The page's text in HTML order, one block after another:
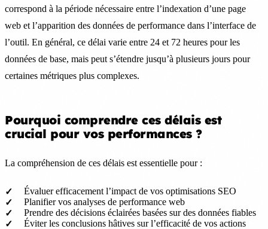
correspond à la période nécessaire entre l’indexation d’une page
web et l’apparition des données de performance dans l’interface de
l’outil. En général, ce délai varie entre 24 et 72 heures pour les
données de base, mais peut s’étendre jusqu’à plusieurs jours pour
certaines métriques plus complexes.
Pourquoi comprendre ces délais est
crucial pour vos performances ?
La compréhension de ces délais est essentielle pour :
Évaluer efficacement l’impact de vos optimisations SEO
Planifier vos analyses de performance web
Prendre des décisions éclairées basées sur des données fiables
Éviter les conclusions hâtives sur l’efficacité de vos actions